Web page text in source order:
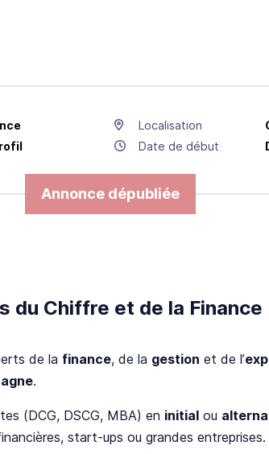
Localisation
Date de début
Annonce dépubliée
du Chiffre et de la Finance
de la finance, de la gestion et de l’
.
(DCG, DSCG, MBA) en initial ou
start-ups ou grandes entreprises.